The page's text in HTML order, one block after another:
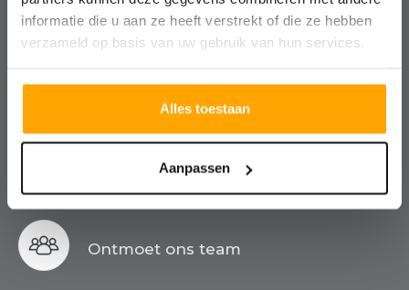
informatie die u aan ze heeft verstrekt of die ze hebben
verzameld op basis van uw gebruik van hun services.
Alles toestaan
Aanpassen
We helpen je graag!
een nuchtere blik.
Ontmoet ons team